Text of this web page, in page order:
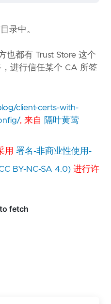
录中。
也都有 Trust Store 这个
进行信任某个 CA 所签
client-certs-with-
, 来自
隔叶黄莺
用署名-非商业性使用-
BY-NC-SA 4.0) 进行许